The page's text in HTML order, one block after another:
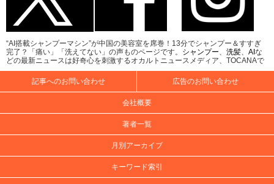
“AI搭載シャンプーマシン”が中国の美容室を席巻！13分でシャンプー＆すすぎ
完了？「痛い」「洗えてない」の声ものページです。 シャンプー 洗髪 AIな
どの最新ニュースは好奇心を刺激するオカルトニュースメディア、TOCANAで
記事へのお問い合わせ 広告のお問い合わせ
会社概要
著者一覧
月別アーカイブ
キーワード索引